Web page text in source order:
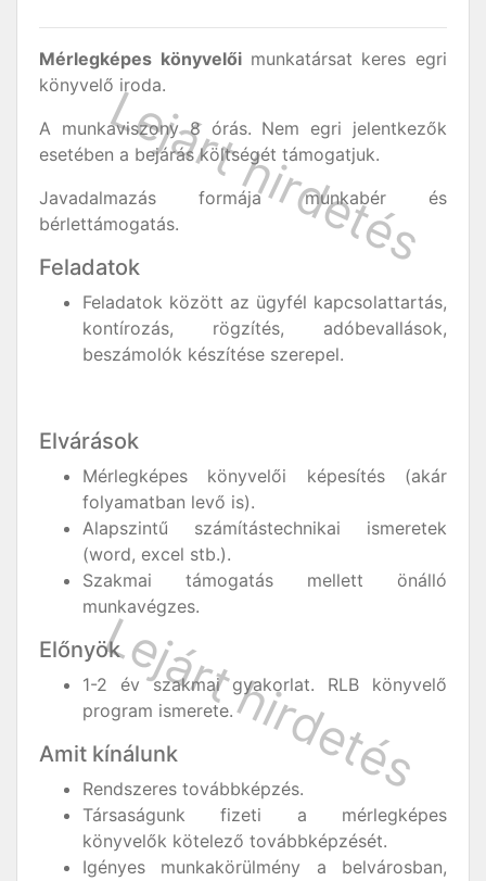
Mérlegképes könyvelői munkatársat keres egri
könyvelő iroda.
A munkaviszony 8 órás. Nem egri jelentkezők
esetében a bejárás költségét támogatjuk.
Javadalmazás formája munkabér és
bérlettámogatás.
Feladatok
Feladatok között az ügyfél kapcsolattartás,
kontírozás, rögzítés, adóbevallások,
beszámolók készítése szerepel.
Elvárások
Mérlegképes könyvelői képesítés (akár
folyamatban levő is).
Alapszintű számítástechnikai ismeretek
(word, excel stb.).
Szakmai támogatás mellett önálló
munkavégzes.
Előnyök
1-2 év szakmai gyakorlat. RLB könyvelő
program ismerete.
Amit kínálunk
Rendszeres továbbképzés.
Társaságunk fizeti a mérlegképes
könyvelők kötelező továbbképzését.
Igényes munkakörülmény a belvárosban,